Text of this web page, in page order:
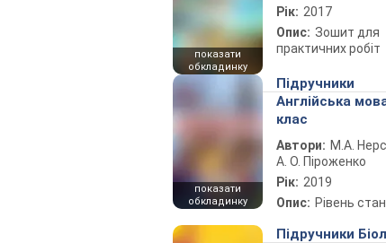
показати
обкладинку
Рік: 2017
Опис: Зошит для
практичних робіт
показати
обкладинку
Підручники
Англійська
клас
Автори: М.А.
А. О. Піроженко
Рік: 2019
Опис: Рівень
Підручники